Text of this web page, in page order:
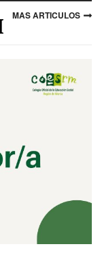
MAS ARTICULOS